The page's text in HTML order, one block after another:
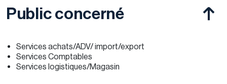
Public concerné
Services achats/ADV/ import/export
Services Comptables
Services logistiques/Magasin